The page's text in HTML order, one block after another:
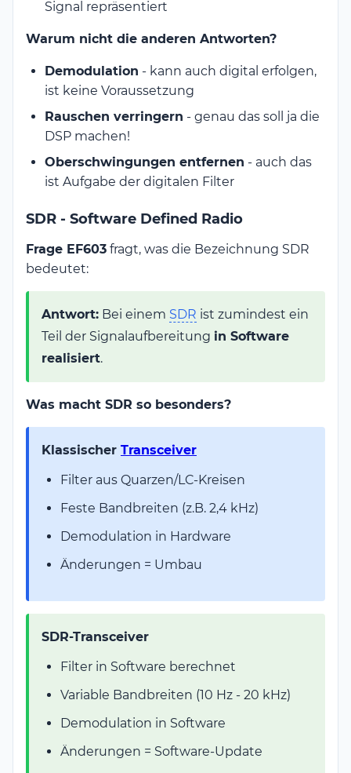
Signal repräsentiert
Warum nicht die anderen Antworten?
Demodulation - kann auch digital erfolgen,
ist keine Voraussetzung
Rauschen verringern - genau das soll ja die
DSP machen!
Oberschwingungen entfernen - auch das
ist Aufgabe der digitalen Filter
SDR - Software Defined Radio
Frage EF603 fragt, was die Bezeichnung SDR
bedeutet:
Antwort: Bei einem SDR ist zumindest ein
Teil der Signalaufbereitung in Software
realisiert.
Was macht SDR so besonders?
Klassischer Transceiver
Filter aus Quarzen/LC-Kreisen
Feste Bandbreiten (z.B. 2,4 kHz)
Demodulation in Hardware
Änderungen = Umbau
SDR-Transceiver
Filter in Software berechnet
Variable Bandbreiten (10 Hz - 20 kHz)
Demodulation in Software
Änderungen = Software-Update